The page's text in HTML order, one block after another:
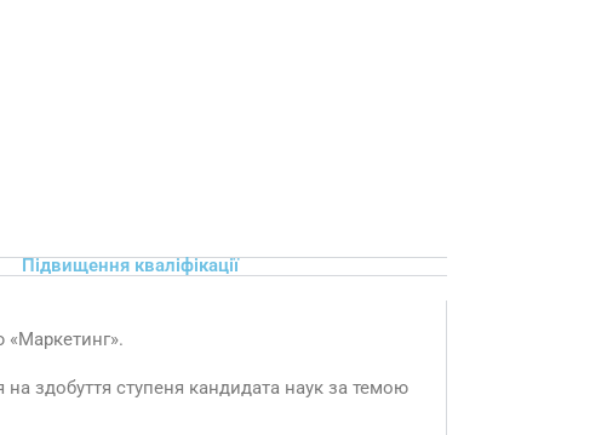
Підвищення кваліфікації
«Маркетинг».
на здобуття ступеня кандидата наук за темою